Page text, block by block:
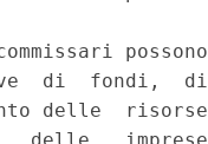
possono
di  fondi,  di
delle  risorse